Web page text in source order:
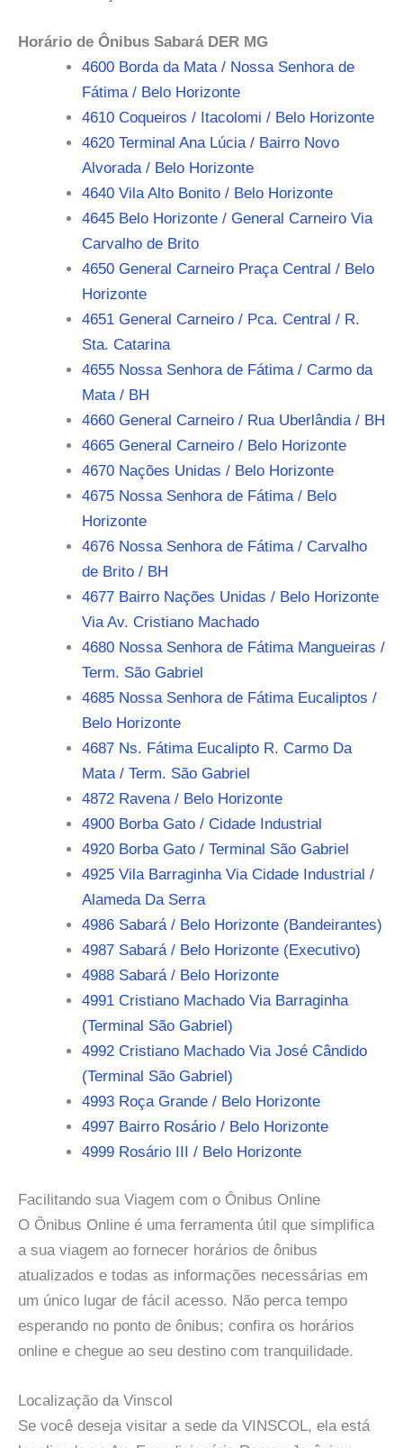
Horário de Ônibus Sabará DER MG
4600 Borda da Mata / Nossa Senhora de
Fátima / Belo Horizonte
4610 Coqueiros / Itacolomi / Belo Horizonte
4620 Terminal Ana Lúcia / Bairro Novo
Alvorada / Belo Horizonte
4640 Vila Alto Bonito / Belo Horizonte
4645 Belo Horizonte / General Carneiro Via
Carvalho de Brito
4650 General Carneiro Praça Central / Belo
Horizonte
4651 General Carneiro / Pca. Central / R.
Sta. Catarina
4655 Nossa Senhora de Fátima / Carmo da
Mata / BH
4660 General Carneiro / Rua Uberlândia / BH
4665 General Carneiro / Belo Horizonte
4670 Nações Unidas / Belo Horizonte
4675 Nossa Senhora de Fátima / Belo
Horizonte
4676 Nossa Senhora de Fátima / Carvalho
de Brito / BH
4677 Bairro Nações Unidas / Belo Horizonte
Via Av. Cristiano Machado
4680 Nossa Senhora de Fátima Mangueiras /
Term. São Gabriel
4685 Nossa Senhora de Fátima Eucaliptos /
Belo Horizonte
4687 Ns. Fátima Eucalipto R. Carmo Da
Mata / Term. São Gabriel
4872 Ravena / Belo Horizonte
4900 Borba Gato / Cidade Industrial
4920 Borba Gato / Terminal São Gabriel
4925 Vila Barraginha Via Cidade Industrial /
Alameda Da Serra
4986 Sabará / Belo Horizonte (Bandeirantes)
4987 Sabará / Belo Horizonte (Executivo)
4988 Sabará / Belo Horizonte
4991 Cristiano Machado Via Barraginha
(Terminal São Gabriel)
4992 Cristiano Machado Via José Cândido
(Terminal São Gabriel)
4993 Roça Grande / Belo Horizonte
4997 Bairro Rosário / Belo Horizonte
4999 Rosário III / Belo Horizonte
Facilitando sua Viagem com o Ônibus Online
O Ônibus Online é uma ferramenta útil que simplifica
a sua viagem ao fornecer horários de ônibus
atualizados e todas as informações necessárias em
um único lugar de fácil acesso. Não perca tempo
esperando no ponto de ônibus; confira os horários
online e chegue ao seu destino com tranquilidade.
Localização da Vinscol
Se você deseja visitar a sede da VINSCOL, ela está